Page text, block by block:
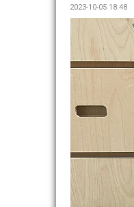
2023-10-05 18:48